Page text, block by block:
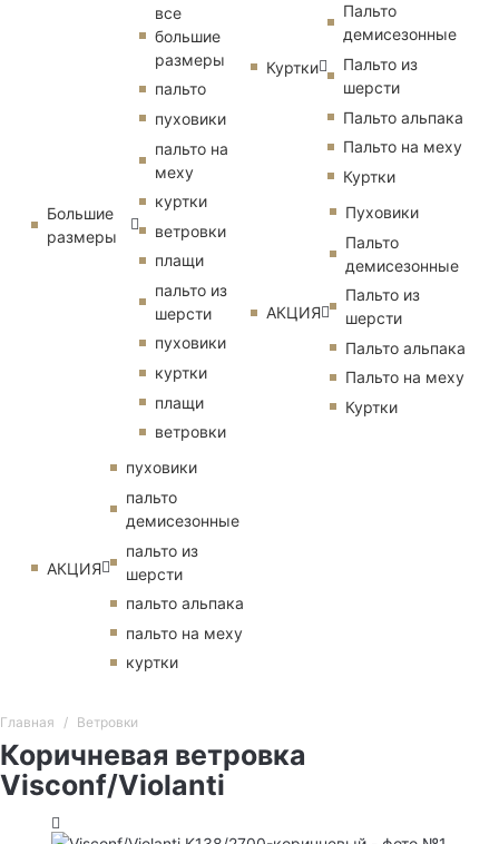
Большие
размеры
все
большие
размеры
пальто
пуховики
пальто на
меху
куртки
ветровки
плащи
пальто из
шерсти
пуховики
куртки
плащи
ветровки
АКЦИЯ
пуховики
пальто
демисезонные
пальто из
шерсти
пальто альпака
пальто на меху
куртки
Куртки
Пальто
демисезонные
Пальто из
шерсти
Пальто альпака
Пальто на меху
Куртки
АКЦИЯ
Пуховики
Пальто
демисезонные
Пальто из
шерсти
Пальто альпака
Пальто на меху
Куртки
Главная Ветровки
Коричневая ветровка
Visconf/Violanti